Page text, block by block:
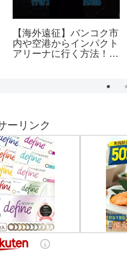
【ワンワールドエメラル
ド】マイルで人生変わっ
た話
ーリンク